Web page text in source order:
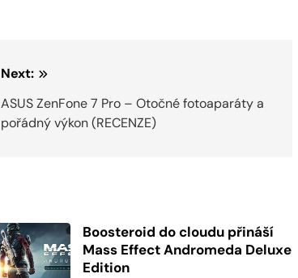
Next:
ASUS ZenFone 7 Pro – Otočné fotoaparáty a
pořádný výkon (RECENZE)
Boosteroid do cloudu přináší
Mass Effect Andromeda Deluxe
Edition